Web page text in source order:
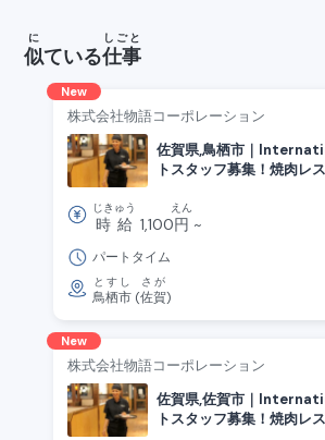
似
に
ている仕事
しごと
New
株式会社物語コーポレーション
佐賀県,鳥栖市｜
トスタッフ募集！焼肉レ
時給
じきゅう
1,100円
えん
~
パートタイム
鳥栖市
とすし
(佐賀
さが
)
New
株式会社物語コーポレーション
佐賀県,佐賀市｜
トスタッフ募集！焼肉レ